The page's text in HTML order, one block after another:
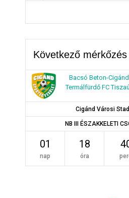
Következő mérkőzés
Bacsó Beton-
Termálfürdő FC
Cigánd Városi
NB III ÉSZAKKELETI
01
nap
18
óra